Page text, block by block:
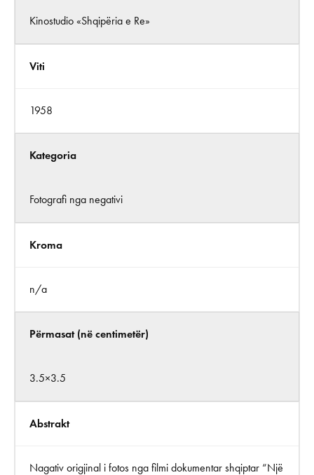
Kinostudio «Shqipëria e Re»
Viti
1958
Kategoria
Fotografi nga negativi
Kroma
n/a
Përmasat (në centimetër)
3.5×3.5
Abstrakt
Nagativ origjinal i fotos nga filmi dokumentar shqiptar “Një